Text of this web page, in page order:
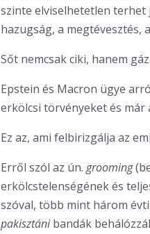
szinte elviselhetetlen terhet
hazugság, a megtévesztés,
Sőt nemcsak ciki, hanem gáz.
Epstein és Macron ügye
erkölcsi törvényeket és már
Ez az, ami felbirizgálja az
Erről szól az ún. grooming
erkölcstelenségének és
szóval, több mint három
pakisztánibandák